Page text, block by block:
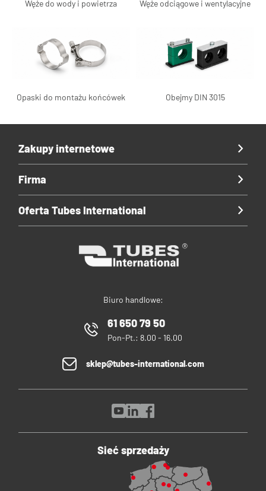
Węże do wody i powietrza Węże odciągowe i wentylacyjne
Opaski do montażu końcówek Obejmy DIN 3015
Biuro handlowe:
61 650 79 50
Pon-Pt.: 8.00 - 16.00
sklep@tubes-international.com
Zakupy internetowe
Firma
Oferta Tubes International
Sieć sprzedaży